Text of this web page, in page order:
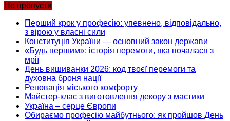
Не пропусти
Перший крок у професію: упевнено, відповідально,
з вірою у власні сили
Конституція України — основний закон держави
«Будь першим»: історія перемоги, яка почалася з
мрії
День вишиванки 2026: код твоєї перемоги та
духовна броня нації
Реновація міського комфорту
Майстер-клас з виготовлення декору з мастики
Україна – серце Європи
Обираємо професію майбутнього: як пройшов День